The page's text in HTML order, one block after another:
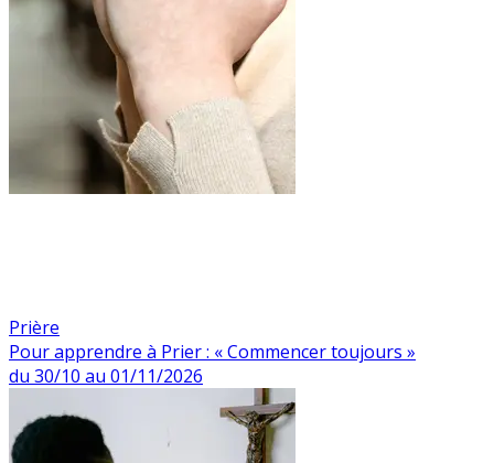
Prière
Pour apprendre à Prier : « Commencer toujours »
du 30/10 au 01/11/2026